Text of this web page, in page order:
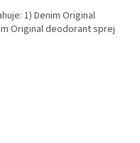
1) Denim Original
Original deodorant sprej